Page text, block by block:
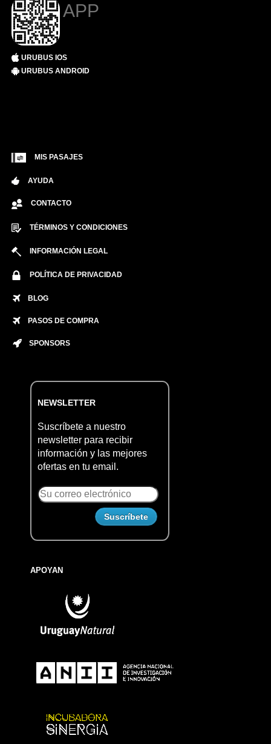
APP
URUBUS IOS
URUBUS ANDROID
MIS PASAJES
AYUDA
CONTACTO
TÉRMINOS Y CONDICIONES
INFORMACIÓN LEGAL
POLÍTICA DE PRIVACIDAD
BLOG
PASOS DE COMPRA
SPONSORS
NEWSLETTER
Suscríbete a nuestro
newsletter para recibir
información y las mejores
ofertas en tu email.
APOYAN